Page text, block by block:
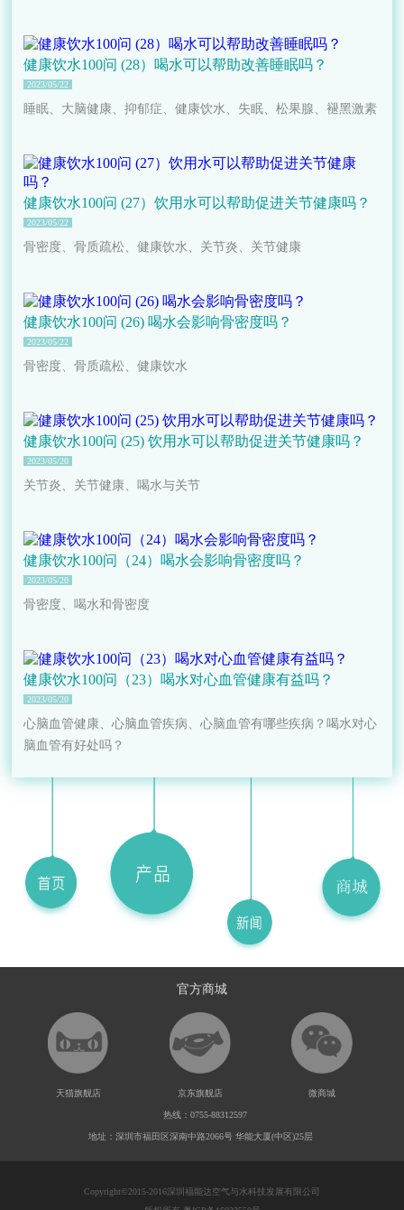
健康饮水100问 (28）喝水可以帮助改善睡眠吗？
2023/05/22
睡眠、大脑健康、抑郁症、健康饮水、失眠、松果腺、褪黑激素
健康饮水100问 (27）饮用水可以帮助促进关节健康吗？
2023/05/22
骨密度、骨质疏松、健康饮水、关节炎、关节健康
健康饮水100问 (26) 喝水会影响骨密度吗？
2023/05/22
骨密度、骨质疏松、健康饮水
健康饮水100问 (25) 饮用水可以帮助促进关节健康吗？
2023/05/20
关节炎、关节健康、喝水与关节
健康饮水100问（24）喝水会影响骨密度吗？
2023/05/20
骨密度、喝水和骨密度
健康饮水100问（23）喝水对心血管健康有益吗？
2023/05/20
心脑血管健康、心脑血管疾病、心脑血管有哪些疾病？喝水对心
脑血管有好处吗？
官方商城
天猫旗舰店 京东旗舰店 微商城
热线：0755-88312597
地址：深圳市福田区深南中路2066号 华能大厦(中区)25层
Copyright©2015-2016深圳福能达空气与水科技发展有限公司